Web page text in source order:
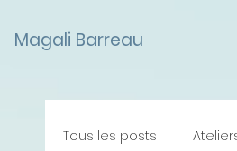
Magali Barreau
Tous les posts